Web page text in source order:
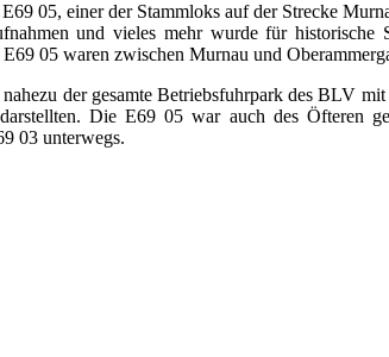
05, einer der Stammloks auf der Strecke
und vieles mehr wurde für
05 waren zwischen Murnau und
der gesamte Betriebsfuhrpark des BLV
Die E69 05 war auch des Öfteren
03 unterwegs.